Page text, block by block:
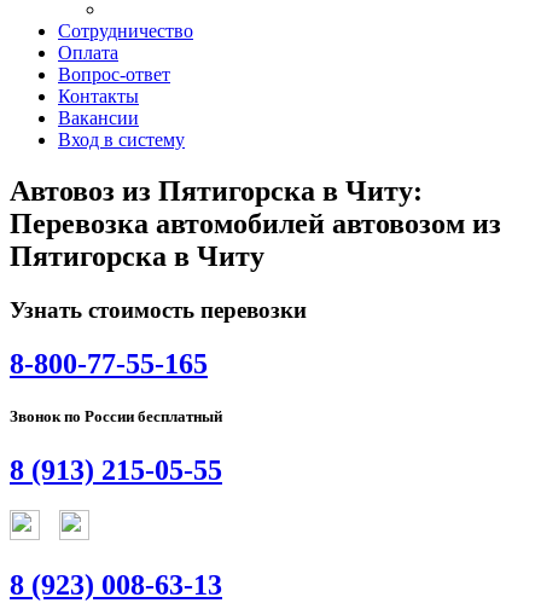
Сотрудничество
Оплата
Вопрос-ответ
Контакты
Вакансии
Вход в систему
Автовоз из Пятигорска в Читу:
Перевозка автомобилей автовозом из
Пятигорска в Читу
Узнать стоимость перевозки
8-800-77-55-165
Звонок по России бесплатный
8 (913) 215-05-55
8 (923) 008-63-13